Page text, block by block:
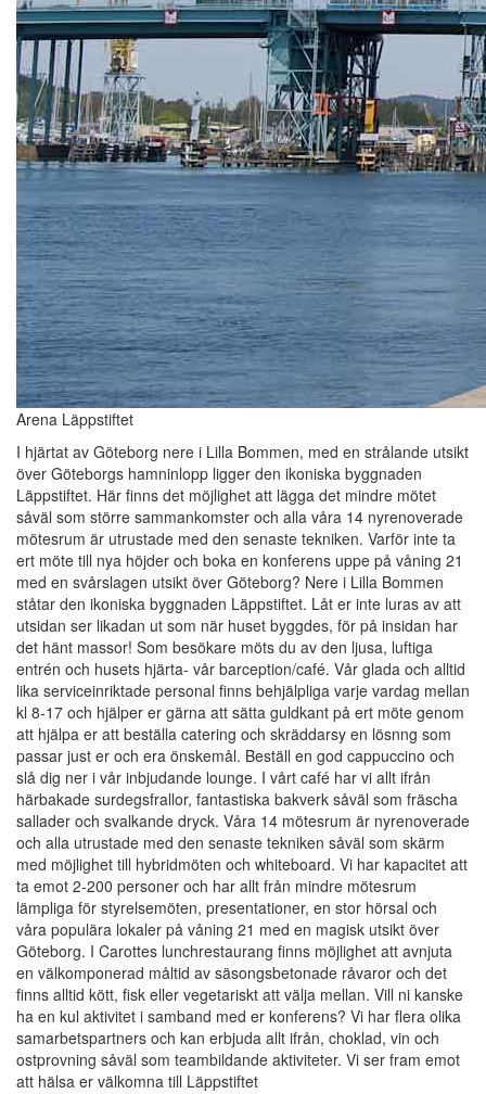
Arena Läppstiftet
I hjärtat av Göteborg nere i Lilla Bommen, med en strålande utsikt
över Göteborgs hamninlopp ligger den ikoniska byggnaden
Läppstiftet. Här finns det möjlighet att lägga det mindre mötet
såväl som större sammankomster och alla våra 14 nyrenoverade
mötesrum är utrustade med den senaste tekniken. Varför inte ta
ert möte till nya höjder och boka en konferens uppe på våning 21
med en svårslagen utsikt över Göteborg? Nere i Lilla Bommen
ståtar den ikoniska byggnaden Läppstiftet. Låt er inte luras av att
utsidan ser likadan ut som när huset byggdes, för på insidan har
det hänt massor! Som besökare möts du av den ljusa, luftiga
entrén och husets hjärta- vår barception/café. Vår glada och alltid
lika serviceinriktade personal finns behjälpliga varje vardag mellan
kl 8-17 och hjälper er gärna att sätta guldkant på ert möte genom
att hjälpa er att beställa catering och skräddarsy en lösnng som
passar just er och era önskemål. Beställ en god cappuccino och
slå dig ner i vår inbjudande lounge. I vårt café har vi allt ifrån
härbakade surdegsfrallor, fantastiska bakverk såväl som fräscha
sallader och svalkande dryck. Våra 14 mötesrum är nyrenoverade
och alla utrustade med den senaste tekniken såväl som skärm
med möjlighet till hybridmöten och whiteboard. Vi har kapacitet att
ta emot 2-200 personer och har allt från mindre mötesrum
lämpliga för styrelsemöten, presentationer, en stor hörsal och
våra populära lokaler på våning 21 med en magisk utsikt över
Göteborg. I Carottes lunchrestaurang finns möjlighet att avnjuta
en välkomponerad måltid av säsongsbetonade råvaror och det
finns alltid kött, fisk eller vegetariskt att välja mellan. Vill ni kanske
ha en kul aktivitet i samband med er konferens? Vi har flera olika
samarbetspartners och kan erbjuda allt ifrån, choklad, vin och
ostprovning såväl som teambildande aktiviteter. Vi ser fram emot
att hälsa er välkomna till Läppstiftet